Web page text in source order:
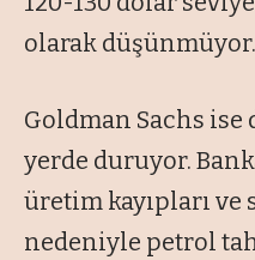
olarak düşünmüyor.
Goldman Sachs
yerde duruyor.
üretim kayıpları ve
nedeniyle petrol